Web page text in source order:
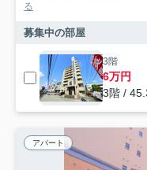
る
募集中の部屋
3階
6万円
3階 /
アパート